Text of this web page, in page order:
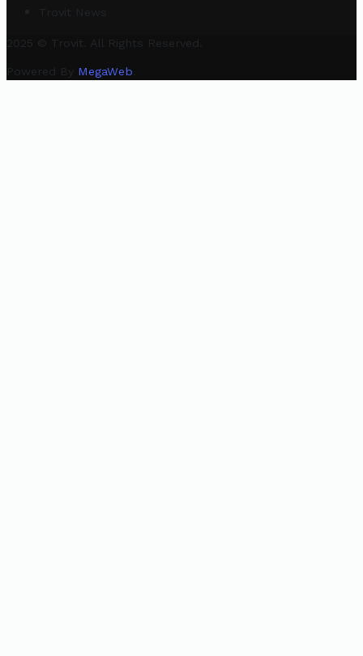
Trovit News
2025 © Trovit. All Rights Reserved.
Powered By MegaWeb